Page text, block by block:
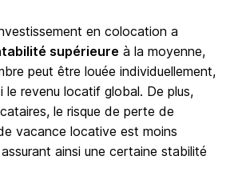
en colocation a
supérieure à la moyenne,
peut être louée individuellement,
le revenu locatif global. De plus,
le risque de perte de
vacance locative est moins
ainsi une certaine stabilité